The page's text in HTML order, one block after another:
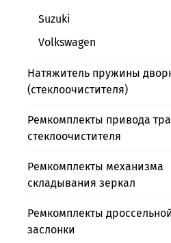
Suzuki
Volkswagen
Натяжитель пружины
(стеклоочистителя)
Ремкомплекты привода
стеклоочистителя
Ремкомплекты механизма
складывания зеркал
Ремкомплекты дроссельной
заслонки